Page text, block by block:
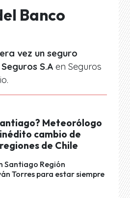
Banco
vez un seguro
S.A en Seguros
Meteorólogo
cambio de
de Chile
Santiago Región
Torres para estar siempre